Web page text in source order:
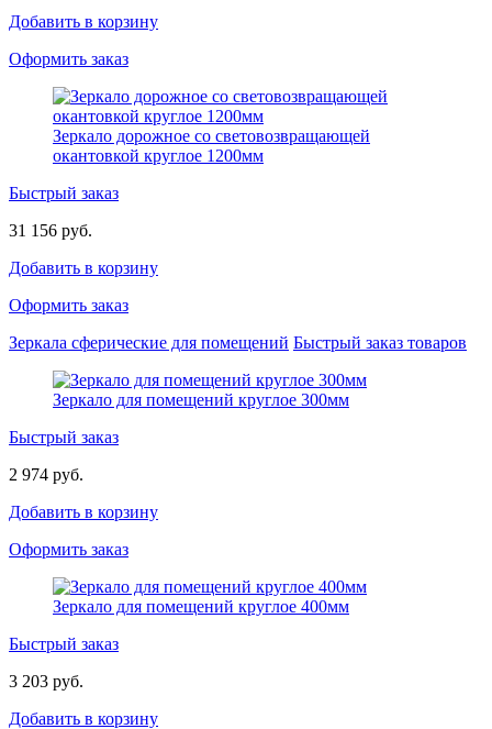
Добавить в корзину
Оформить заказ
Зеркало дорожное со световозвращающей
окантовкой круглое 1200мм
Быстрый заказ
31 156 руб.
Добавить в корзину
Оформить заказ
Зеркала сферические для помещений Быстрый заказ товаров
Зеркало для помещений круглое 300мм
Быстрый заказ
2 974 руб.
Добавить в корзину
Оформить заказ
Зеркало для помещений круглое 400мм
Быстрый заказ
3 203 руб.
Добавить в корзину